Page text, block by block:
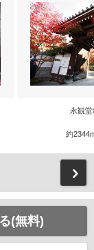
永観堂
約
(無料)